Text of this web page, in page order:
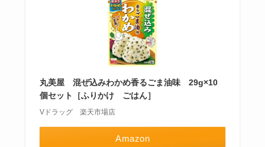
丸美屋 混ぜ込みわかめ香るごま油味 29g×10
個セット［ふりかけ ごはん］
Vドラッグ 楽天市場店
Amazon